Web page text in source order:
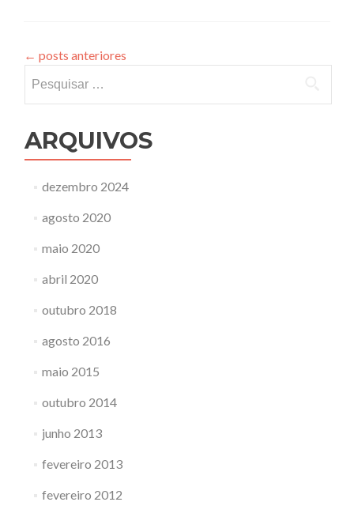
← posts anteriores
por:
ARQUIVOS
dezembro 2024
agosto 2020
maio 2020
abril 2020
outubro 2018
agosto 2016
maio 2015
outubro 2014
junho 2013
fevereiro 2013
fevereiro 2012